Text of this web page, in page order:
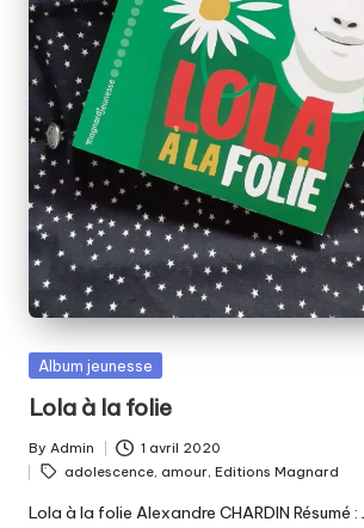
Posted
Album jeunesse
Lola à la folie
Posted
by
By Admin 1 avril 2020
Tags:
adolescence, amour, Editions Magnard
Lola à la folie Alexandre CHARDIN Résumé